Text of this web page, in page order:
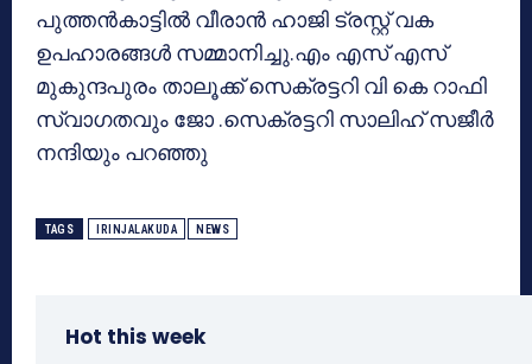
പുത്തന്‍കാട്ടില്‍ വീരാന്‍ ഹാജി ട്രസ്റ്റ് വക
ഉപഹാരങ്ങള്‍ സമ്മാനിച്ചു.എം എസ് എസ്
മുകുന്ദപുരം താലൂക്ക് സെക്രട്ടറി വി കെ റാഫി
സ്വാഗതവും ജോ .സെക്രട്ടറി സാലിഹ് സജീര്‍
നന്ദിയും പറഞ്ഞു
TAGS IRINJALAKUDA NEWS
Hot this week